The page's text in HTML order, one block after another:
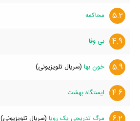
5.2 محاکمه
4.9 بی وفا
5.9 خون بها (سریال تلویزیونی)
4.6 ایستگاه بهشت
6.2 مرگ تدریجی یک رویا (سریال تلویزیونی)